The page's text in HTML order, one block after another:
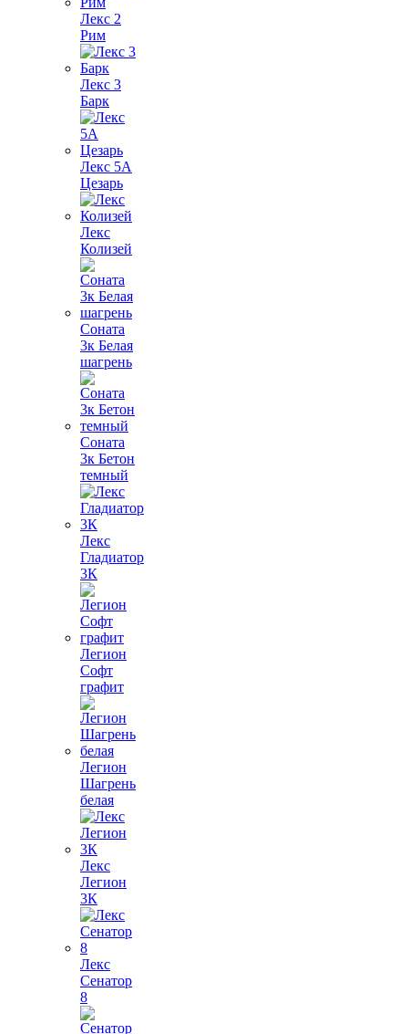
Лекс 2
Рим
Лекс 3
Барк
Лекс 5А
Цезарь
Лекс
Колизей
Соната
3к Белая
шагрень
Соната
3к Бетон
темный
Лекс
Гладиатор
3К
Легион
Софт
графит
Легион
Шагрень
белая
Лекс
Легион
3К
Лекс
Сенатор
8